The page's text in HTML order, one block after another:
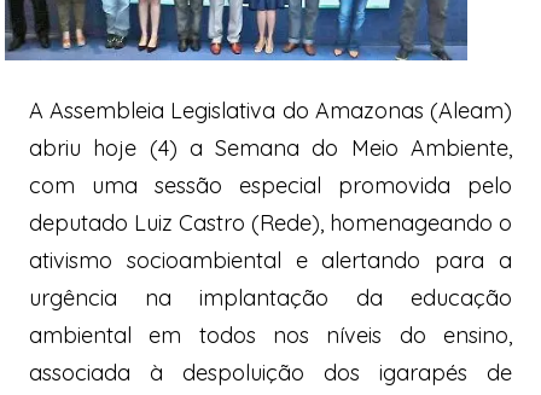
A Assembleia Legislativa do Amazonas (Aleam)
abriu hoje (4) a Semana do Meio Ambiente,
com uma sessão especial promovida pelo
deputado Luiz Castro (Rede), homenageando o
ativismo socioambiental e alertando para a
urgência na implantação da educação
ambiental em todos nos níveis do ensino,
associada à despoluição dos igarapés de